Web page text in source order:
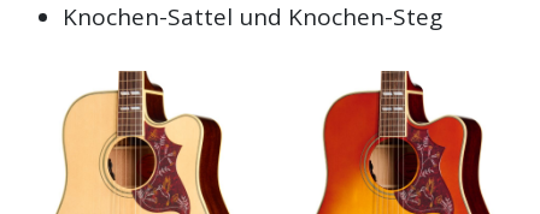
Knochen-Sattel und Knochen-Steg